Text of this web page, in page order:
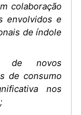
colaboração
envolvidos e
de índole
de novos
de consumo
nos